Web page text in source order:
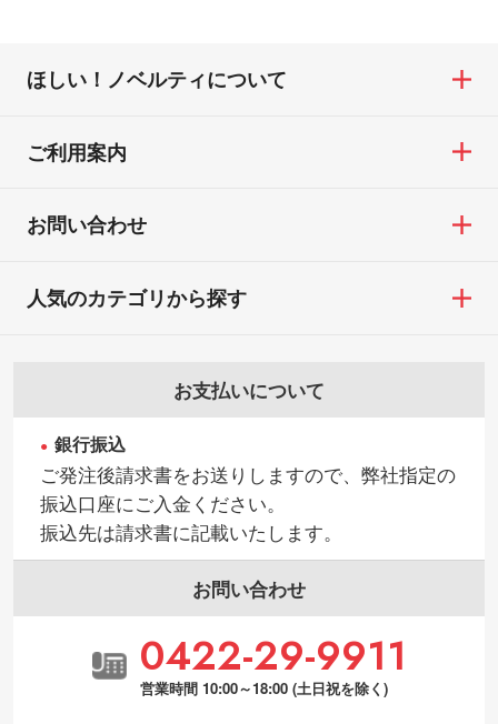
ほしい！ノベルティについて
ご利用案内
お問い合わせ
お支払いについて
銀行振込
ご発注後請求書をお送りしますので、弊社指定の
振込口座にご入金ください。
振込先は請求書に記載いたします。
お問い合わせ
0422-29-9911
営業時間 10:00～18:00 (土日祝を除く)
人気のカテゴリから探す